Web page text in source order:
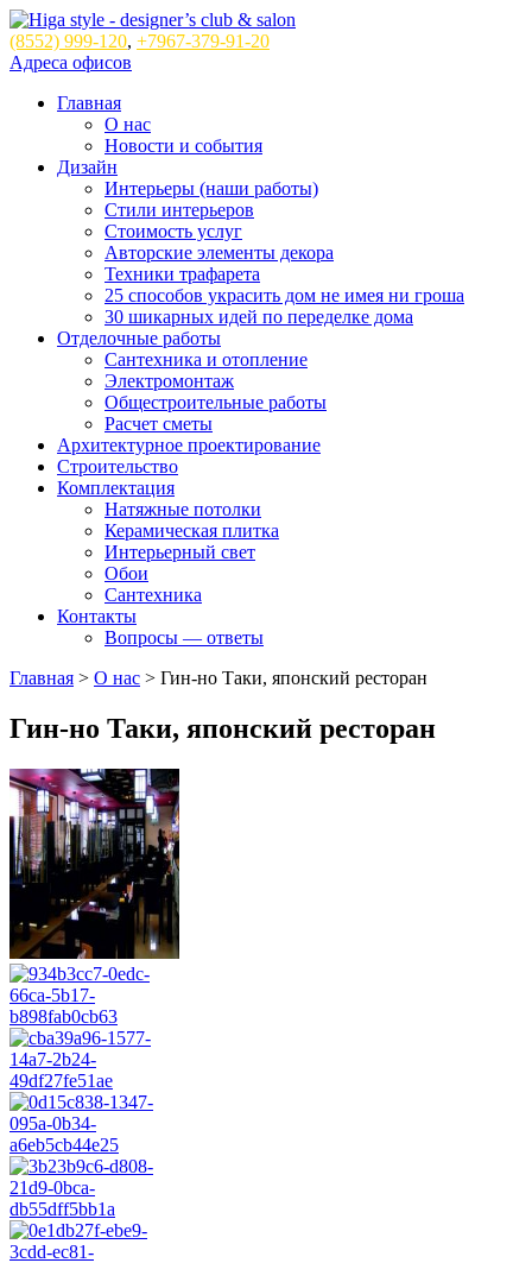
(8552) 999-120, +7967-379-91-20
Адреса офисов
Главная
О нас
Новости и события
Дизайн
Интерьеры (наши работы)
Стили интерьеров
Стоимость услуг
Авторские элементы декора
Техники трафарета
25 способов украсить дом не имея ни гроша
30 шикарных идей по переделке дома
Отделочные работы
Сантехника и отопление
Электромонтаж
Общестроительные работы
Расчет сметы
Архитектурное проектирование
Строительство
Комплектация
Натяжные потолки
Керамическая плитка
Интерьерный свет
Обои
Сантехника
Контакты
Вопросы — ответы
Главная > О нас > Гин-но Таки, японский ресторан
Гин-но Таки, японский ресторан